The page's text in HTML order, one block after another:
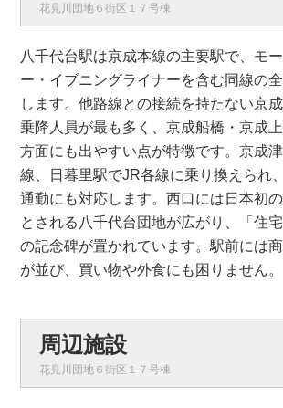
花見川団地６街区１７号棟
八千代台駅は京成本線の主要駅で、モ
ー・イブニングライナーを含む同線の
します。他路線との接続を持たない京
乗降人員が最も多く、京成船橋・京成
方面にも出やすい点が特徴です。京成
線、日暮里駅でJR各線に乗り換えられ
通勤にも対応します。西口には日本初
とされる八千代台団地が広がり、「住宅
の記念碑が置かれています。駅前には
が並び、買い物や外食にも困りません。
周辺施設
花見川団地６街区１７号棟